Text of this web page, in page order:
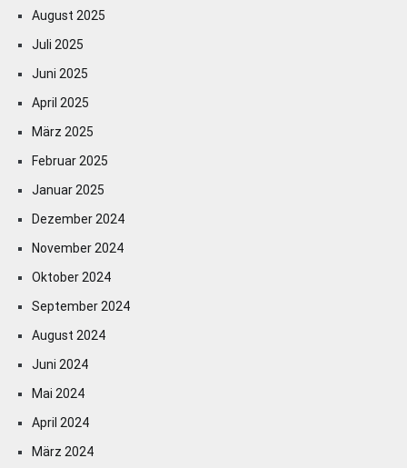
August 2025
Juli 2025
Juni 2025
April 2025
März 2025
Februar 2025
Januar 2025
Dezember 2024
November 2024
Oktober 2024
September 2024
August 2024
Juni 2024
Mai 2024
April 2024
März 2024